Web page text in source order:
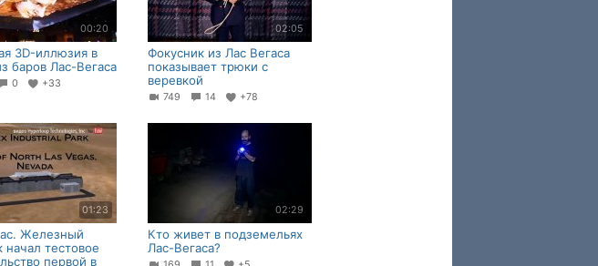
00:20
3D-иллюзия в
баров Лас-Вегаса
0 +33
02:05
Фокусник из Лас Вегаса
показывает трюки с
веревкой
749 14 +78
01:23
Железный
начал тестовое
первой в
02:29
Кто живет в подземельях
Лас-Вегаса?